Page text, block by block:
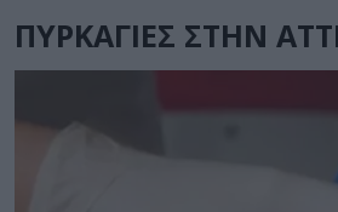
ΠΥΡΚΑΓΙΕΣ ΣΤΗΝ